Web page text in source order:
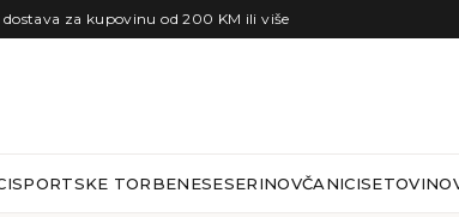
dostava za kupovinu od 200 KM ili više
SPORTSKE TORBENESESERINOVČANICISETOVI